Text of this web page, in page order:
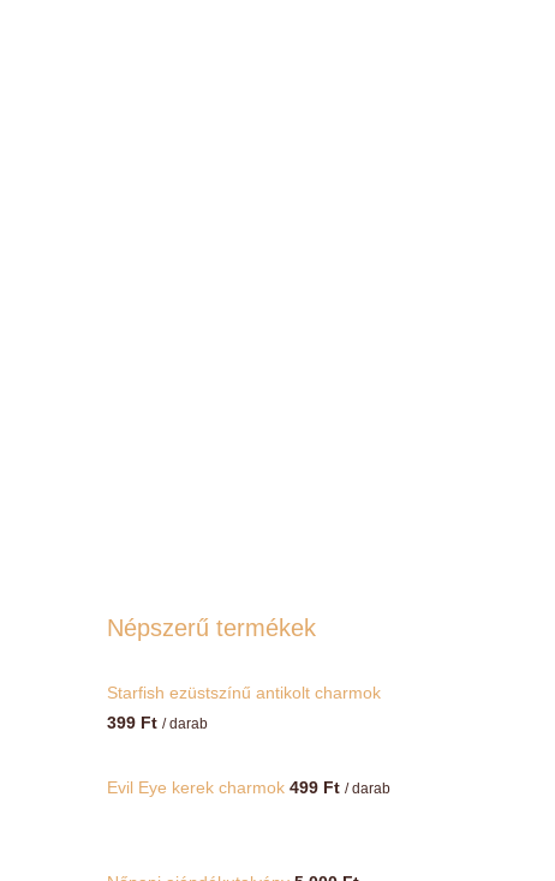
Népszerű termékek
Starfish ezüstszínű antikolt charmok
399 Ft / darab
Evil Eye kerek charmok 499 Ft / darab